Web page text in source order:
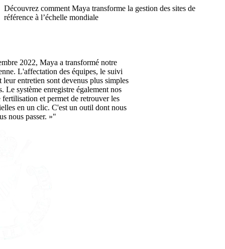
Découvrez comment Maya transforme la gestion des sites de
référence à l’échelle mondiale
2022, Maya a transformé notre
L'affectation des équipes, le suivi
leur entretien sont devenus plus simples
Le système enregistre également nos
fertilisation et permet de retrouver les
en un clic. C'est un outil dont nous
nous passer. »"